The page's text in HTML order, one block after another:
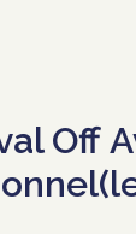
Off